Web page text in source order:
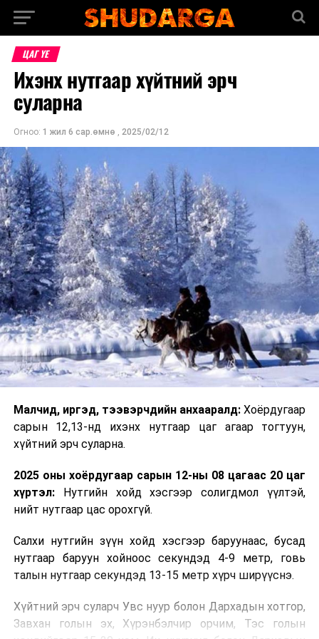
ЦАГ ҮЕ
Ихэнх нутгаар хүйтний эрч
суларна
Огноо: 1 жил 6 сар.өмнө , 2025/02/12
Малчид, иргэд, тээвэрчдийн анхааралд: Хоёрдугаар
сарын 12,13-нд ихэнх нутгаар цаг агаар тогтуун,
хүйтний эрч суларна.
2025 оны хоёрдугаар сарын 12-ны 08 цагаас 20 цаг
хүртэл:
Нутгийн хойд хэсгээр солигдмол үүлтэй,
нийт нутгаар цас орохгүй.
Салхи нутгийн зүүн хойд хэсгээр баруунаас, бусад
нутгаар баруун хойноос секундэд 4-9 метр, говь
талын нутгаар секундэд 13-15 метр хүрч ширүүснэ.
Хүйтний эрч суларч Увс нуур болон Дархадын хотгор,
Завхан голын эх, Хүрэнбэлчир орчим, Тэс голын